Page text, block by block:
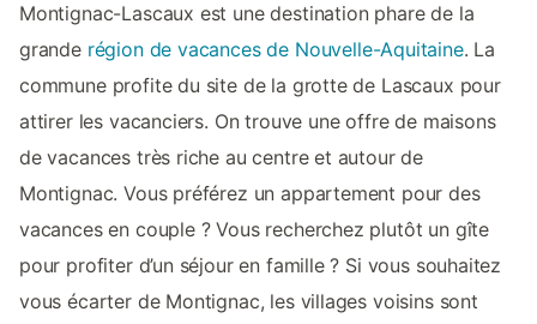
Montignac-Lascaux est une destination phare de la
grande région de vacances de Nouvelle-Aquitaine. La
commune profite du site de la grotte de Lascaux pour
attirer les vacanciers. On trouve une offre de maisons
de vacances très riche au centre et autour de
Montignac. Vous préférez un appartement pour des
vacances en couple ? Vous recherchez plutôt un gîte
pour profiter d’un séjour en famille ? Si vous souhaitez
vous écarter de Montignac, les villages voisins sont